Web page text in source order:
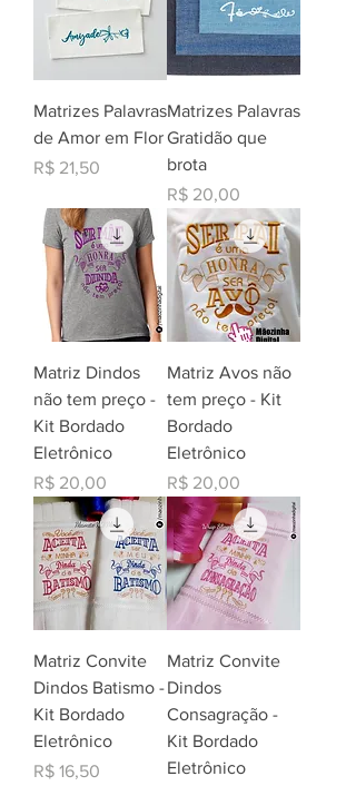
Matrizes Palavras
de Amor em Flor
Preço
R$ 21,50
Matrizes Palavras
Gratidão que
brota
Preço
R$ 20,00
Matriz Dindos
não tem preço -
Kit Bordado
Eletrônico
Preço
R$ 20,00
Matriz Avos não
tem preço - Kit
Bordado
Eletrônico
Preço
R$ 20,00
Matriz Convite
Dindos Batismo -
Kit Bordado
Eletrônico
Preço
R$ 16,50
Matriz Convite
Dindos
Consagração -
Kit Bordado
Eletrônico